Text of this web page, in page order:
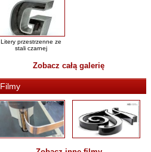
Litery przestrzenne ze
stali czarnej
Zobacz całą galerię
Filmy